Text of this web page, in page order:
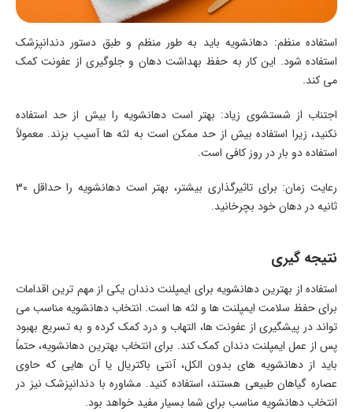
استفاده منظم: دهانشویه باید به طور منظم و طبق دستور دندانپزشک
استفاده شود. این کار به حفظ بهداشت دهان و جلوگیری از عفونت کمک
می کند.
اجتناب از شستشوی زیاد: بهتر است دهانشویه را بیش از حد استفاده
نکنید، زیرا استفاده بیش از حد ممکن است به لثه ها آسیب بزند. معمولاً
استفاده دو بار در روز کافی است.
رعایت زمان: برای تاثیرگذاری بیشتر، بهتر است دهانشویه را حداقل 30
ثانیه در دهان خود بچرخانید.
نتیجه گیری
استفاده از بهترین دهانشویه برای ایمپلنت دندان یکی از مهم ترین اقدامات
برای حفظ سلامت ایمپلنت ها و لثه ها است. انتخاب دهانشویه مناسب می
تواند در پیشگیری از عفونت ها، التهاب و درد کمک کرده و به تسریع بهبود
پس از عمل ایمپلنت دندان کمک کند. برای انتخاب بهترین دهانشویه، حتماً
باید از دهانشویه های بدون الکل، آنتی باکتریال یا آن هایی که حاوی
عصاره گیاهان طبیعی هستند، استفاده کنید. مشاوره با دندانپزشک نیز در
انتخاب دهانشویه مناسب برای شما بسیار مفید خواهد بود.